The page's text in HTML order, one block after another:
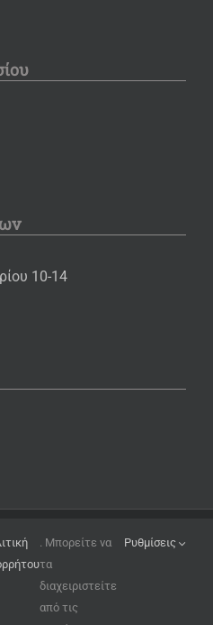
10-14
Χρήσης
Απορρήτου
. Μπορείτε να
τα
διαχειριστείτε
από τις
Ρυθμίσεις